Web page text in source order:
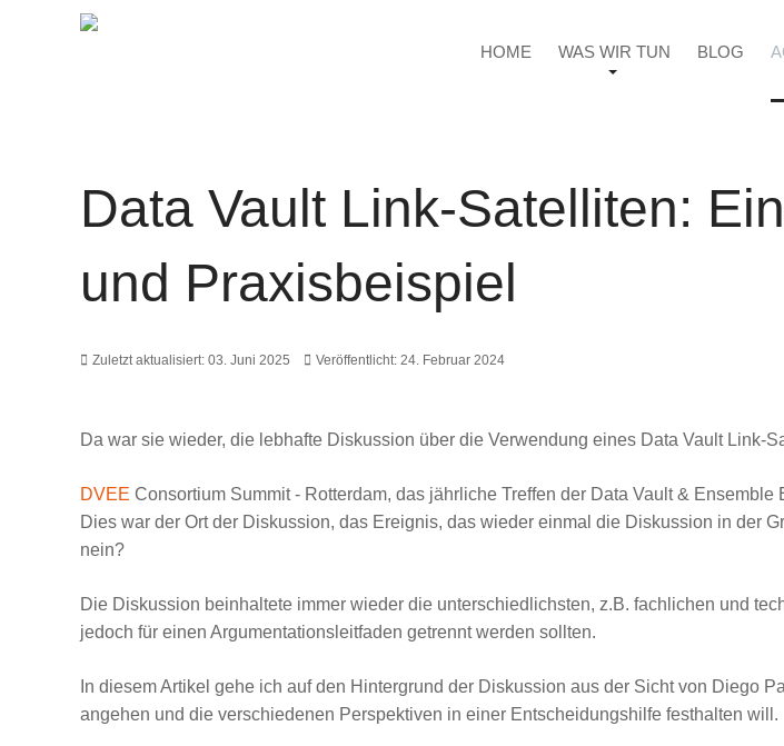
HOME WAS WIR TUN BLOG
Data Vault Link-Satelliten:
und Praxisbeispiel
Veröffentlicht: 24. Februar 2024
Zuletzt aktualisiert: 03. Juni 2025
Da war sie wieder, die lebhafte Diskussion über die Verwendung eines Data Vault Link-
DVEE Consortium Summit - Rotterdam, das jährliche Treffen der Data Vault &
Dies war der Ort der Diskussion, das Ereignis, das wieder einmal die Diskussion in der
nein?
Die Diskussion beinhaltete immer wieder die unterschiedlichsten, z.B. fachlichen und
jedoch für einen Argumentationsleitfaden getrennt werden sollten.
In diesem Artikel gehe ich auf den Hintergrund der Diskussion aus der Sicht von Diego
angehen und die verschiedenen Perspektiven in einer Entscheidungshilfe festhalten will.